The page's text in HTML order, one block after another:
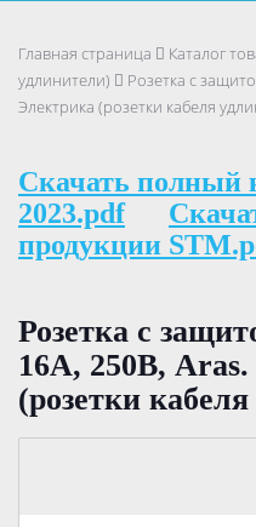
Главная страница Каталог
удлинители)
Розетка с
Электрика (розетки кабеля
Скачать полный
2023.pdf
продукции
Розетка с
16А, 250В,
(розетки